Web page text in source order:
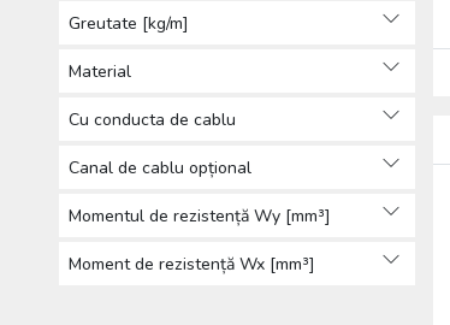
Greutate [kg/m]
Material
Cu conducta de cablu
Canal de cablu opțional
Momentul de rezistență Wy [mm³]
Moment de rezistență Wx [mm³]